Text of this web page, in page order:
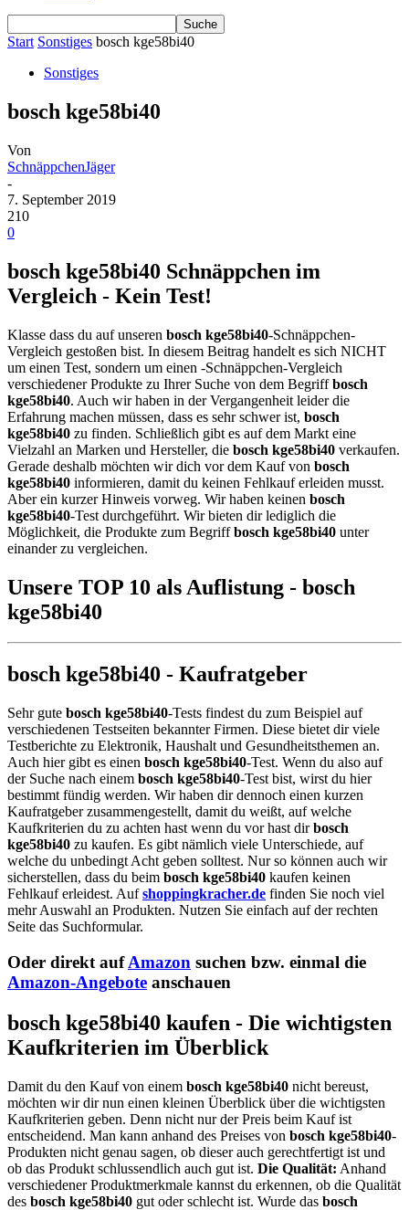
Start Sonstiges bosch kge58bi40
Sonstiges
bosch kge58bi40
Von
SchnäppchenJäger
-
7. September 2019
210
0
bosch kge58bi40 Schnäppchen im
Vergleich - Kein Test!
Klasse dass du auf unseren bosch kge58bi40-Schnäppchen-
Vergleich gestoßen bist. In diesem Beitrag handelt es sich NICHT
um einen Test, sondern um einen -Schnäppchen-Vergleich
verschiedener Produkte zu Ihrer Suche von dem Begriffbosch
kge58bi40. Auch wir haben in der Vergangenheit leider die
Erfahrung machen müssen, dass es sehr schwer ist, bosch
kge58bi40 zu finden. Schließlich gibt es auf dem Markt eine
Vielzahl an Marken und Hersteller, die bosch kge58bi40 verkaufen.
Gerade deshalb möchten wir dich vor dem Kauf von bosch
kge58bi40 informieren, damit du keinen Fehlkauf erleiden musst.
Aber ein kurzer Hinweis vorweg. Wir haben keinen bosch
kge58bi40-Test durchgeführt. Wir bieten dir lediglich die
Möglichkeit, die Produkte zum Begriffbosch kge58bi40 unter
einander zu vergleichen.
Unsere TOP 10 als Auflistung - bosch
kge58bi40
bosch kge58bi40 - Kaufratgeber
Sehr gute bosch kge58bi40-Tests findest du zum Beispiel auf
verschiedenen Testseiten bekannter Firmen. Diese bietet dir viele
Testberichte zu Elektronik, Haushalt und Gesundheitsthemen an.
Auch hier gibt es einen bosch kge58bi40-Test. Wenn du also auf
der Suche nach einem bosch kge58bi40-Test bist, wirst du hier
bestimmt fündig werden. Wir haben dir dennoch einen kurzen
Kaufratgeber zusammengestellt, damit du weißt, auf welche
Kaufkriterien du zu achten hast wenn du vor hast dirbosch
kge58bi40 zu kaufen. Es gibt nämlich viele Unterschiede, auf
welche du unbedingt Acht geben solltest. Nur so können auch wir
sicherstellen, dass du beim bosch kge58bi40 kaufen keinen
Fehlkauf erleidest. Aufshoppingkracher.de finden Sie noch viel
mehr Auswahl an Produkten. Nutzen Sie einfach auf der rechten
Seite das Suchformular.
Oder direkt aufAmazon suchen bzw. einmal die
Amazon-Angebote anschauen
bosch kge58bi40 kaufen - Die wichtigsten
Kaufkriterien im Überblick
Damit du den Kauf von einem bosch kge58bi40 nicht bereust,
möchten wir dir nun einen kleinen Überblick über die wichtigsten
Kaufkriterien geben. Denn nicht nur der Preis beim Kauf ist
entscheidend. Man kann anhand des Preises von bosch kge58bi40-
Produkten nicht genau sagen, ob dieser auch gerechtfertigt ist und
ob das Produkt schlussendlich auch gut ist. Die Qualität: Anhand
verschiedener Produktmerkmale kannst du erkennen, ob die Qualität
des bosch kge58bi40 gut oder schlecht ist. Wurde das bosch